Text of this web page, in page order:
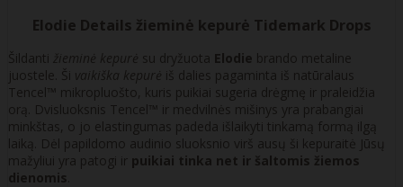
Elodie Details žieminė kepurė Tidemark Drops
Šildanti žieminė kepurė su dryžuota Elodie brando metaline
juostele. Ši vaikiška kepurė iš dalies pagaminta iš natūralaus
Tencel™ mikropluošto, kuris puikiai sugeria drėgmę ir praleidžia
orą. Dvisluoksnis Tencel™ ir medvilnės mišinys yra prabangiai
minkštas, o jo elastingumas padeda išlaikyti tinkamą formą ilgą
laiką. Dėl papildomo audinio sluoksnio virš ausų ši kepuraitė Jūsų
mažyliui yra patogi ir puikiai tinka net ir šaltomis žiemos
dienomis